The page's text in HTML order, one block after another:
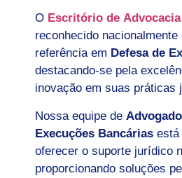
O Escritório de Advocacia
reconhecido nacionalmente
referência em Defesa de
destacando-se pela
inovação em suas práticas
Nossa equipe de
Execuções Bancárias está
oferecer o suporte jurídico
proporcionando soluções